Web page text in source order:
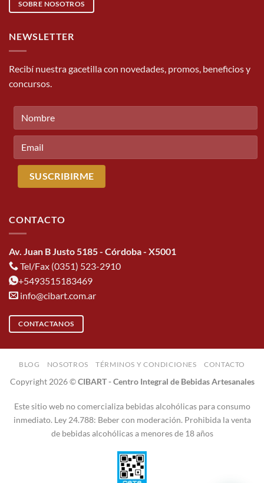
SOBRE NOSOTROS
NEWSLETTER
Recibí nuestra gacetilla con novedades, promos, beneficios y
concursos.
CONTACTO
Av. Juan B Justo 5185 - Córdoba - X5001
Tel/Fax (0351) 523-2910
+5493515183469
info@cibart.com.ar
CONTACTANOS
BLOG NOSOTROS TÉRMINOS Y CONDICIONES CONTACTO
Copyright 2026 ©CIBART - Centro Integral de Bebidas Artesanales
Este sitio web no comercializa bebidas alcohólicas para consumo
inmediato. Ley 24.788: Beber con moderación. Prohibida la venta
de bebidas alcohólicas a menores de 18 años